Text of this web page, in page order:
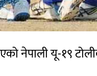
नेपाली यू-१९